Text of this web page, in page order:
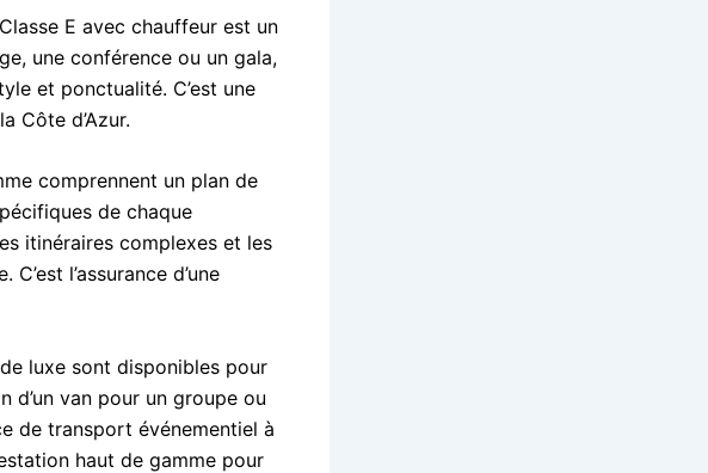
E avec chauffeur est un
une conférence ou un gala,
et ponctualité. C’est une
Côte d’Azur.
comprennent un plan de
de chaque
itinéraires complexes et les
l’assurance d’une
luxe sont disponibles pour
d’un van pour un groupe ou
de transport événementiel à
haut de gamme pour